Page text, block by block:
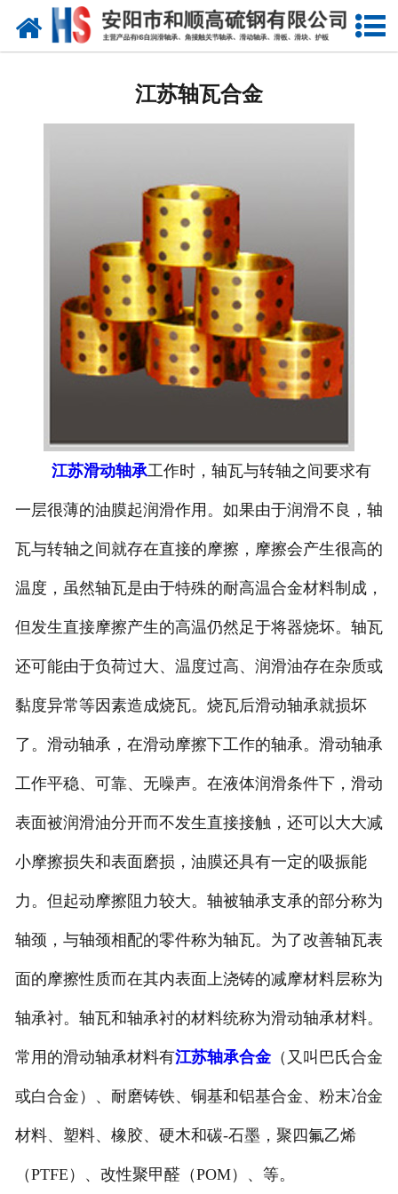
网站首页
江苏自润滑耐磨衬板
江苏铜合金镶嵌石墨
江苏高硫合金钢产品
江苏滑动轴承
江苏 环冷机轴承
江苏轴瓦合金
江苏滑动轴承工作时，轴瓦与转轴之间要求有
一层很薄的油膜起润滑作用。如果由于润滑不良，轴
瓦与转轴之间就存在直接的摩擦，摩擦会产生很高的
温度，虽然轴瓦是由于特殊的耐高温合金材料制成，
但发生直接摩擦产生的高温仍然足于将器烧坏。轴瓦
还可能由于负荷过大、温度过高、润滑油存在杂质或
黏度异常等因素造成烧瓦。烧瓦后滑动轴承就损坏
了。滑动轴承，在滑动摩擦下工作的轴承。滑动轴承
工作平稳、可靠、无噪声。在液体润滑条件下，滑动
表面被润滑油分开而不发生直接接触，还可以大大减
小摩擦损失和表面磨损，油膜还具有一定的吸振能
力。但起动摩擦阻力较大。轴被轴承支承的部分称为
轴颈，与轴颈相配的零件称为轴瓦。为了改善轴瓦表
面的摩擦性质而在其内表面上浇铸的减摩材料层称为
轴承衬。轴瓦和轴承衬的材料统称为滑动轴承材料。
常用的滑动轴承材料有江苏轴承合金（又叫巴氏合金
或白合金）、耐磨铸铁、铜基和铝基合金、粉末冶金
材料、塑料、橡胶、硬木和碳-石墨，聚四氟乙烯
（PTFE）、改性聚甲醛（POM）、等。